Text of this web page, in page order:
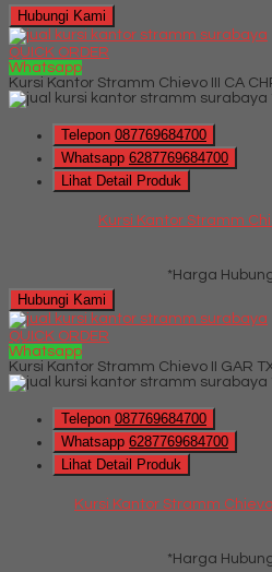
Hubungi Kami
QUICK ORDER
Whatsapp
Kursi Kantor Stramm Chievo III CA
Telepon 087769684700
Whatsapp 6287769684700
Lihat Detail Produk
Kursi Kantor Stramm
*Harga
Hubungi Kami
QUICK ORDER
Whatsapp
Kursi Kantor Stramm Chievo II GAR
Telepon 087769684700
Whatsapp 6287769684700
Lihat Detail Produk
Kursi Kantor Stramm Chievo
*Harga